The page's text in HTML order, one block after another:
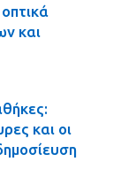
και
και οι